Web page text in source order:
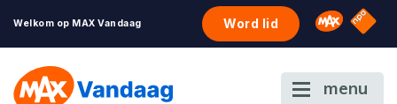
Welkom op MAX Vandaag Word lid Omroep
NPO
menu